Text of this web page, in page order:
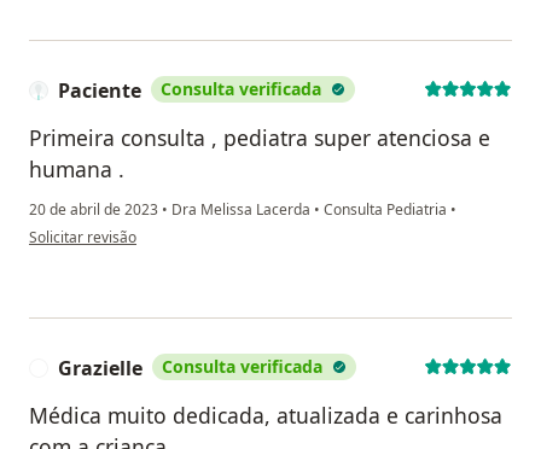
Paciente Consulta verificada
Primeira consulta , pediatra super atenciosa e
humana .
20 de abril de 2023 • Dra Melissa Lacerda • Consulta Pediatria •
na opinião do utilizador Paciente
Solicitar revisão
Grazielle Consulta verificada
Médica muito dedicada, atualizada e carinhosa